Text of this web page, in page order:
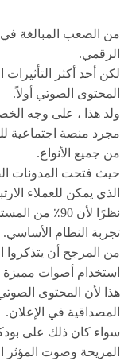
من الصعب المبالغة في
الرقمي.
لكن أحد أكثر
المحتوى الصوتي أولاً.
مجرد منصة اجتماعية
من جميع الأنواع.
حيث فتحت المدونات
الذي يمكن للعملاء
نظرًا لأن 90٪
تجربة النظام الأساسي.
من المرجح أن يتذكروا
استخدام أصوات
هذا لأن المحتوى
المصداقية في الإعلان.
سواء كان ذلك على
المريحة وصوت